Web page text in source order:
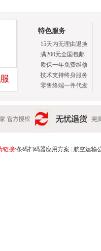
特色服务
15天内无理由退换
满200元全国包邮
质保一年免费维修
技术支持终身服务
零售终端一件代发
无忧退货 完美售后 15天
链接:条码扫码器应用方案 航空运输